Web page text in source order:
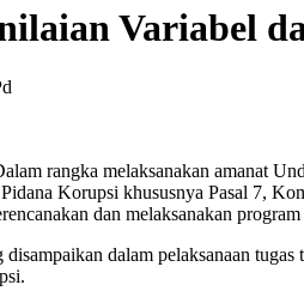
Variabel
rangka melaksanakan amanat
Pidana Korupsi khususnya Pasal 7,
dan melaksanakan
disampaikan dalam pelaksanaan